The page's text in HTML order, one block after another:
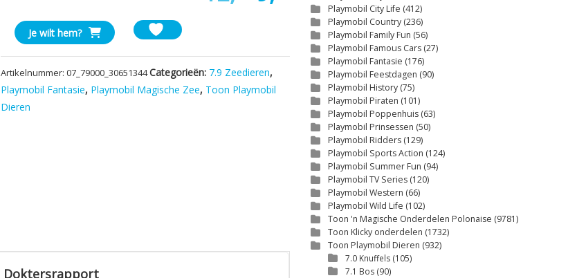
was:
€12,50.
prijs
is:
€9,25.
Playmobil
Haai
Gouod
aantal
Je wilt hem?
Artikelnummer:07_79000_30651344Categorieën: 7.9 Zeedieren,
Playmobil Fantasie, Playmobil Magische Zee, Toon Playmobil
Dieren
Doktersrapport
Playmobil City Life (412)
Playmobil Country (236)
Playmobil Family Fun (56)
Playmobil Famous Cars (27)
Playmobil Fantasie (176)
Playmobil Feestdagen (90)
Playmobil History (75)
Playmobil Piraten (101)
Playmobil Poppenhuis (63)
Playmobil Prinsessen (50)
Playmobil Ridders (129)
Playmobil Sports Action (124)
Playmobil Summer Fun (94)
Playmobil TV Series (120)
Playmobil Western (66)
Playmobil Wild Life (102)
Toon 'n Magische Onderdelen Polonaise (9781)
Toon Klicky onderdelen (1732)
Toon Playmobil Dieren (932)
7.0 Knuffels (105)
7.1 Bos (90)